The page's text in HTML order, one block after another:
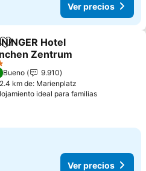
Ver precios
Agregar a favoritos
Hotel
Zentrum
Bueno
9.910
km de: Marienplatz
ideal para familias
Ver precios